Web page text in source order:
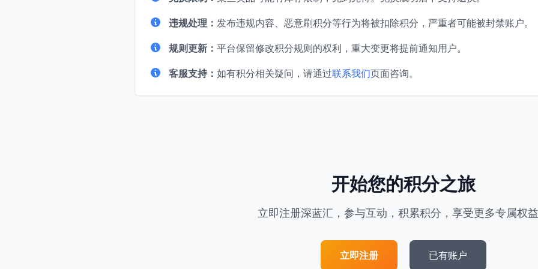
违规处理： 发布违规内容、恶意刷积分等行为将被扣除积分，严重者可能被封禁账户。
规则更新： 平台保留修改积分规则的权利，重大变更将提前通知用户。
客服支持： 如有积分相关疑问，请通过联系我们页面咨询。
开始您的积分之旅
立即注册深蓝汇，参与互动，积累积分，享受更多专属权
立即注册 已有账户